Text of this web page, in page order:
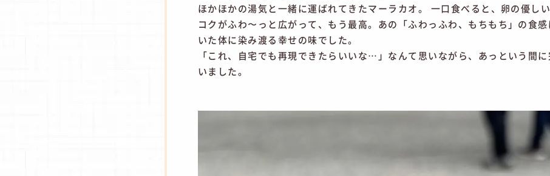
ほかほかの湯気と一緒に運ばれてきたマーラカオ。 一口食べると、卵の優し
コクがふわ〜っと広がって、もう最高。あの「ふわっふわ、もちもち」の食
いた体に染み渡る幸せの味でした。
「これ、自宅でも再現できたらいいな…」なんて思いながら、あっという間に
いました。